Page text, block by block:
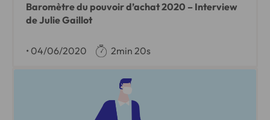
Baromètre du pouvoir d’achat 2020 – Interview
de Julie Gaillot
• 04/06/2020 2min 20s